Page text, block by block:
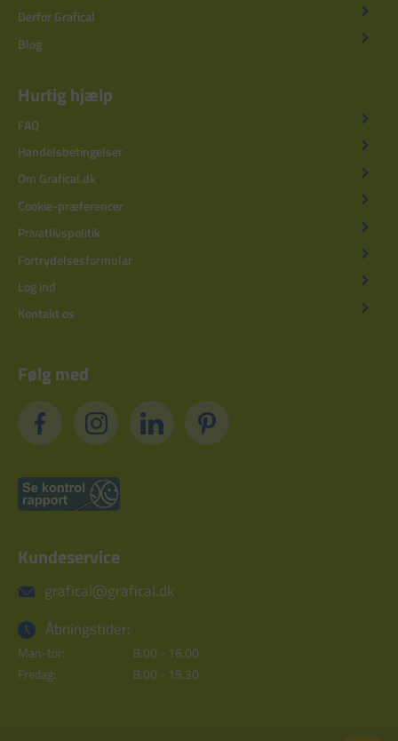
Derfor Grafical
Blog
Hurtig hjælp
FAQ
Handelsbetingelser
Om Grafical.dk
Cookie-præferencer
Privatlivspolitik
Fortrydelsesformular
Log ind
Kontakt os
Følg med
Kundeservice
grafical@grafical.dk
Åbningstider:
Man-tor:
8.00 - 16.00
Fredag:
8.00 - 15.30